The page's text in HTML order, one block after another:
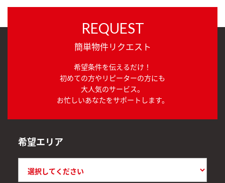
REQUEST
簡単物件リクエスト
希望条件を伝えるだけ！
初めての方やリピーターの方にも
大人気のサービス。
お忙しいあなたをサポートします。
希望エリア